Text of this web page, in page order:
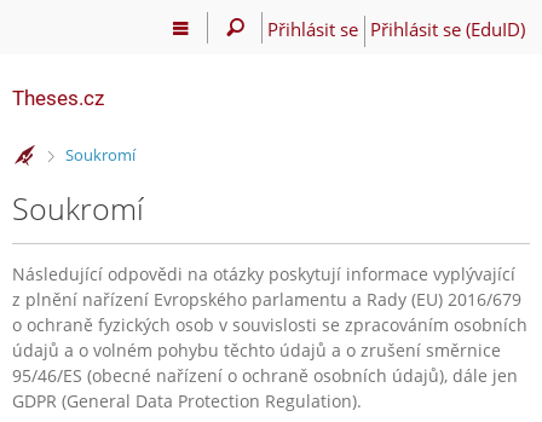
Přihlásit se Přihlásit se (EduID)
Theses.cz
>
Soukromí
Soukromí
Následující odpovědi na otázky poskytují informace vyplývající
z plnění nařízení Evropského parlamentu a Rady (EU) 2016/679
o ochraně fyzických osob v souvislosti se zpracováním osobních
údajů a o volném pohybu těchto údajů a o zrušení směrnice
95/46/ES (obecné nařízení o ochraně osobních údajů), dále jen
GDPR (General Data Protection Regulation).